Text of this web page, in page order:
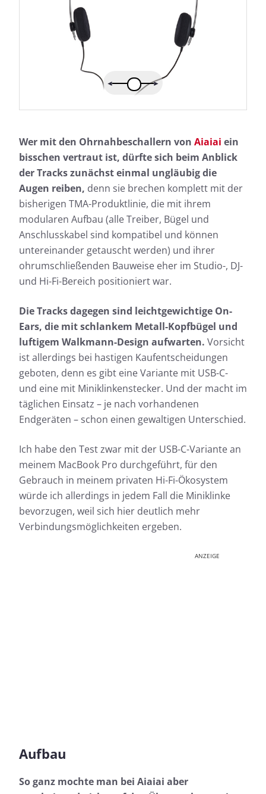
Wer mit den Ohrnahbeschallern von Aiaiai ein
bisschen vertraut ist, dürfte sich beim Anblick
der Tracks zunächst einmal ungläubig die
Augen reiben, denn sie brechen komplett mit der
bisherigen TMA-Produktlinie, die mit ihrem
modularen Aufbau (alle Treiber, Bügel und
Anschlusskabel sind kompatibel und können
untereinander getauscht werden) und ihrer
ohrumschließenden Bauweise eher im Studio-, DJ-
und Hi-Fi-Bereich positioniert war.
Die Tracks dagegen sind leichtgewichtige On-
Ears, die mit schlankem Metall-Kopfbügel und
luftigem Walkmann-Design aufwarten. Vorsicht
ist allerdings bei hastigen Kaufentscheidungen
geboten, denn es gibt eine Variante mit USB-C-
und eine mit Miniklinkenstecker. Und der macht im
täglichen Einsatz – je nach vorhandenen
Endgeräten – schon einen gewaltigen Unterschied.
Ich habe den Test zwar mit der USB-C-Variante an
meinem MacBook Pro durchgeführt, für den
Gebrauch in meinem privaten Hi-Fi-Ökosystem
würde ich allerdings in jedem Fall die Miniklinke
bevorzugen, weil sich hier deutlich mehr
Verbindungsmöglichkeiten ergeben.
ANZEIGE
Aufbau
So ganz mochte man bei Aiaiai aber